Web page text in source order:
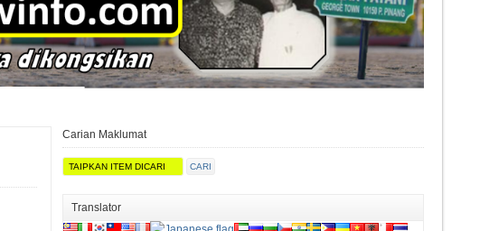
Carian Maklumat
Translator